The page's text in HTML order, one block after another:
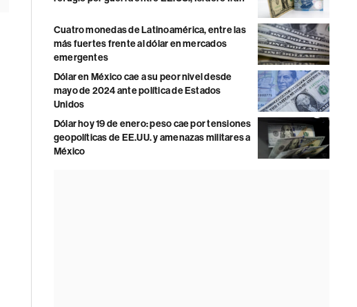
Cuatro monedas de Latinoamérica, entre las
más fuertes frente al dólar en mercados
emergentes
Dólar en México cae a su peor nivel desde
mayo de 2024 ante política de Estados
Unidos
Dólar hoy 19 de enero: peso cae por tensiones
geopolíticas de EE.UU. y amenazas militares a
México